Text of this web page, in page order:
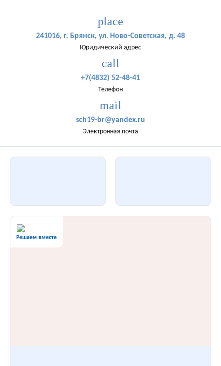
place
241016, г. Брянск, ул. Ново-Советская, д. 48
Юридический адрес
call
+7(4832) 52-48-41
Телефон
mail
sch19-br@yandex.ru
Электронная почта
Решаем вместе